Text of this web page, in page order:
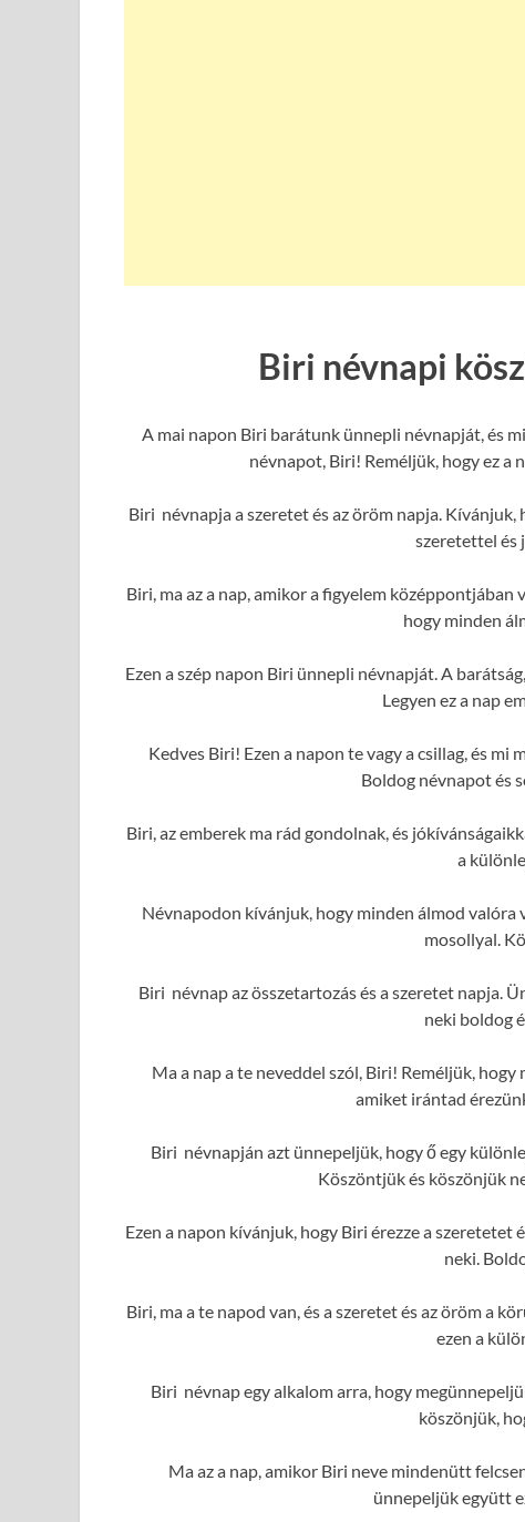
Biri névnapi
A mai napon Biri barátunk ünnepli névnapját, és
névnapot, Biri! Reméljük, hogy ez a
Biri névnapja a szeretet és az öröm napja.
szeretettel és
Biri, ma az a nap, amikor a figyelem középpontjában
hogy minden
Ezen a szép napon Biri ünnepli névnapját. A
Legyen ez a nap
Kedves Biri! Ezen a napon te vagy a csillag, és
Boldog névnapot és
Biri, az emberek ma rád gondolnak, és
a
Névnapodon kívánjuk, hogy minden álmod valóra
mosollyal.
Biri névnap az összetartozás és a szeretet napja.
neki boldog
Ma a nap a te neveddel szól, Biri! Reméljük,
amiket irántad
Biri névnapján azt ünnepeljük, hogy ő egy
Köszöntjük és köszönjük
Ezen a napon kívánjuk, hogy Biri érezze a
neki.
Biri, ma a te napod van, és a szeretet és az öröm a
ezen a
Biri névnap egy alkalom arra, hogy
köszönjük,
Ma az a nap, amikor Biri neve mindenütt
ünnepeljük együtt